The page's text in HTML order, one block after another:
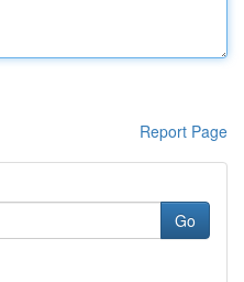
Report Page
Go